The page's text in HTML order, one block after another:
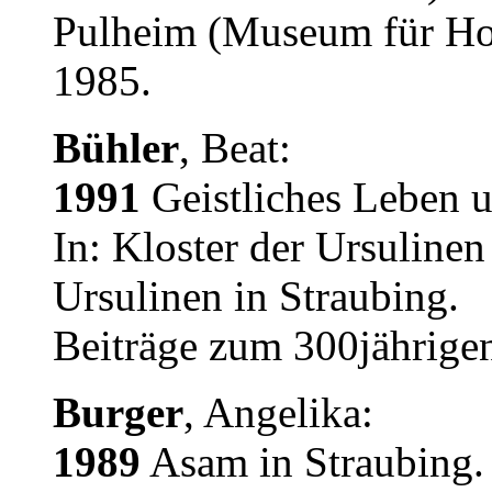
Pulheim (Museum für
1985.
Bühler, Beat:
1991 Geistliches Leben
In: Kloster der
Ursulinen in Straubing.
Beiträge zum
Burger, Angelika:
1989 Asam in